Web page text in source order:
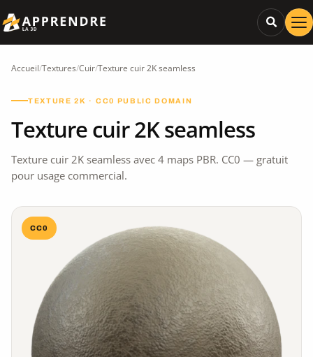
Accueil/Textures/Cuir/Texture cuir 2K seamless
TEXTURE 2K · CC0 PUBLIC DOMAIN
Texture cuir 2K seamless
Texture cuir 2K seamless avec 4 maps PBR. CC0 — gratuit
pour usage commercial.
CC0